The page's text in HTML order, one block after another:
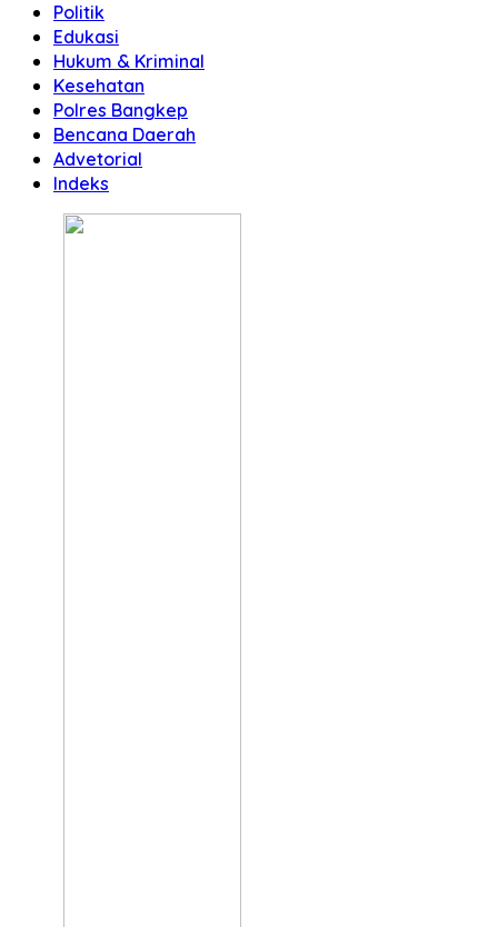
Politik
Edukasi
Hukum & Kriminal
Kesehatan
Polres Bangkep
Bencana Daerah
Advetorial
Indeks